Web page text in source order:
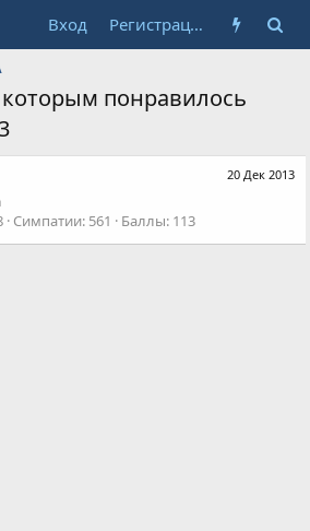
Вход Регистрация
понравилось
20 Дек 2013
Симпатии 561 Баллы 113